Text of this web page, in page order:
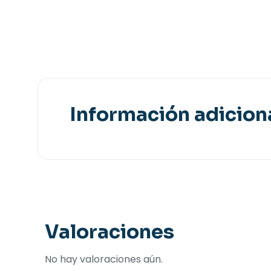
Información
Valoraciones
No hay valoraciones aún.